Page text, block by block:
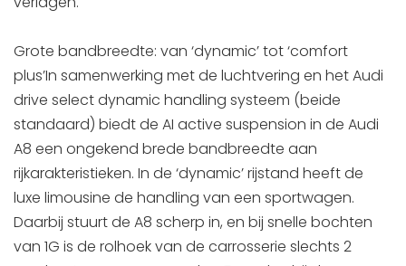
Grote bandbreedte: van ‘dynamic’ tot ‘comfort
plus’In samenwerking met de luchtvering en het Audi
drive select dynamic handling systeem (beide
standaard) biedt de AI active suspension in de Audi
A8 een ongekend brede bandbreedte aan
rijkarakteristieken. In de ‘dynamic’ rijstand heeft de
luxe limousine de handling van een sportwagen.
Daarbij stuurt de A8 scherp in, en bij snelle bochten
van 1G is de rolhoek van de carrosserie slechts 2